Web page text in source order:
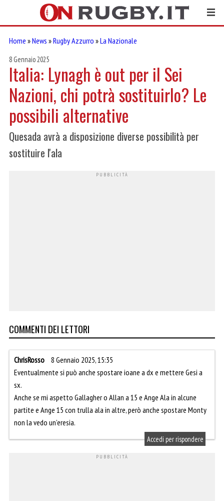
Home »News »Rugby Azzurro »La Nazionale
8 Gennaio 2025
Italia: Lynagh è out per il Sei
Nazioni, chi potrà sostituirlo? Le
possibili alternative
Quesada avrà a disposizione diverse possibilità per
sostituire l'ala
COMMENTI DEI LETTORI
ChrisRosso
8 Gennaio 2025, 15:35
Eventualmente si può anche spostare ioane a dx e mettere Gesi a
sx.
Anche se mi aspetto Gallagher o Allan a 15 e Ange Ala in alcune
partite e Ange 15 con trulla ala in altre, però anche spostare Monty
non la vedo un’eresia.
Accedi per rispondere